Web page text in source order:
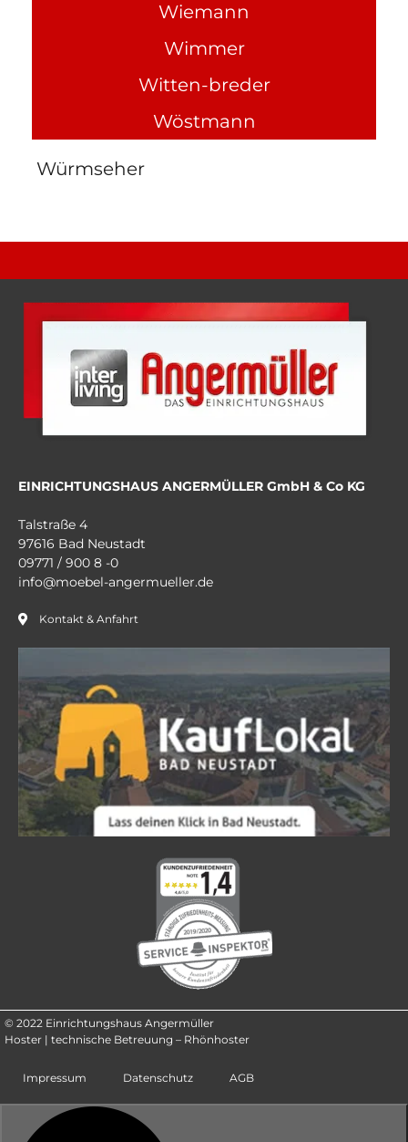
Wiemann
Wimmer
Witten-breder
Wöstmann
Würmseher
EINRICHTUNGSHAUS ANGERMÜLLER GmbH & Co KG
Talstraße 4
97616 Bad Neustadt
09771 / 900 8 -0
info@moebel-angermueller.de
Kontakt & Anfahrt
© 2022 Einrichtungshaus Angermüller
Hoster | technische Betreuung – Rhönhoster
Impressum Datenschutz AGB